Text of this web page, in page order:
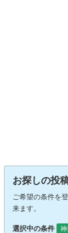
お探しの投
ご希望の条件を
来ます。
選択中の条件